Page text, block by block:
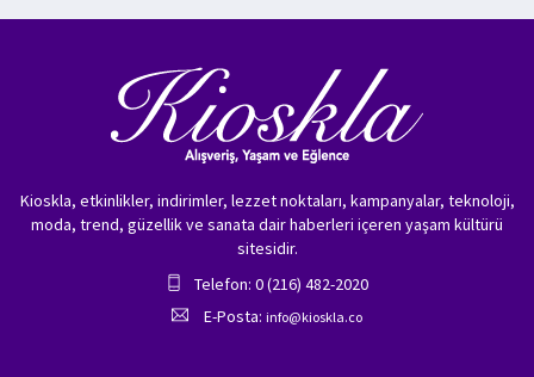
Kioskla, etkinlikler, indirimler, lezzet noktaları, kampanyalar, teknoloji,
moda, trend, güzellik ve sanata dair haberleri içeren yaşam kültürü
sitesidir.
Telefon: 0 (216) 482-2020
E-Posta: info@kioskla.co